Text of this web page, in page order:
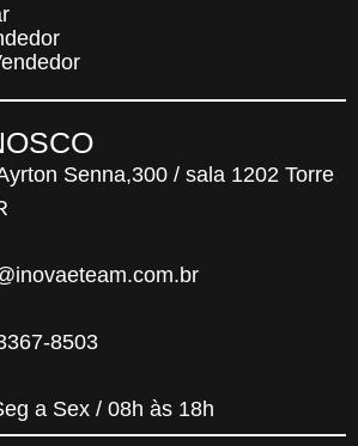
Senna,300 / sala 1202 Torre
8503
a Sex / 08h às 18h